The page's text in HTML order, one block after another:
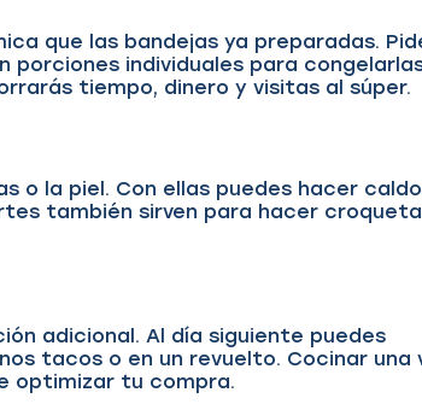
que las bandejas ya preparadas.
individuales para
tiempo, dinero y visitas al súper.
o la piel. Con ellas puedes hacer
también sirven para hacer
adicional. Al día siguiente puedes
tacos o en un revuelto. Cocinar una
optimizar tu compra.